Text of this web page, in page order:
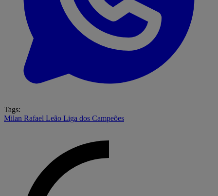
Tags:
Milan Rafael Leão Liga dos Campeões